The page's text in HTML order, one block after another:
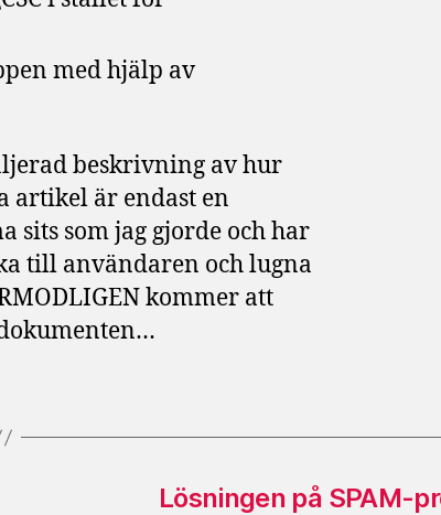
med hjälp av
beskrivning av hur
artikel är endast en
sits som jag gjorde och har
till användaren och lugna
kommer att
Lösningen på SPAM-